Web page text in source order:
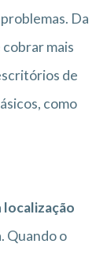
Da
mais
de
como
localização
Quando o